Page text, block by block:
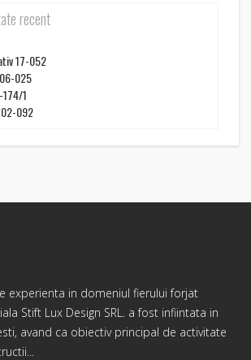
recent
17-052
025
1
092
experienta in domeniul fierului forjat
Stift Lux Design SRL. a fost infiintata in
avand ca obiectiv principal de activitate